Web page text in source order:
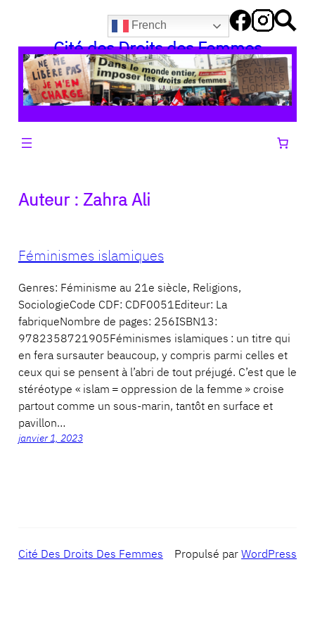
contenu
French
Cité des Droits des Femmes
Auteur : Zahra Ali
Féminismes islamiques
Genres: Féminisme au 21e siècle, Religions,
SociologieCode CDF: CDF0051Editeur: La
fabriqueNombre de pages: 256ISBN13:
9782358721905Féminismes islamiques : un titre qui
en fera sursauter beaucoup, y compris parmi celles et
ceux qui se pensent à l’abri de tout préjugé. C’est que le
stéréotype « islam = oppression de la femme » croise
partout comme un sous-marin, tantôt en surface et
pavillon…
janvier 1, 2023
Cité Des Droits Des Femmes Propulsé parWordPress